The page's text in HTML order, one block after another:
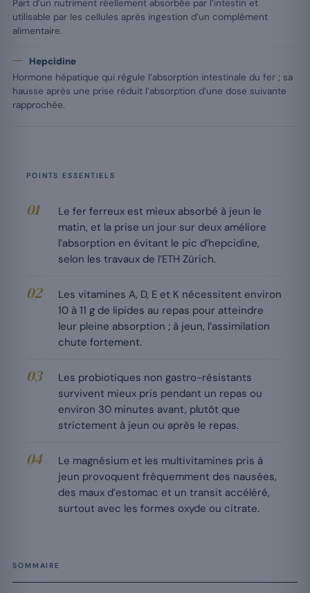
Part d’un nutriment réellement absorbée par l’intestin et
utilisable par les cellules après ingestion d’un complément
alimentaire.
Hepcidine
Hormone hépatique qui régule l’absorption intestinale du fer ; sa
hausse après une prise réduit l’absorption d’une dose suivante
rapprochée.
POINTS ESSENTIELS
Le fer ferreux est mieux absorbé à jeun le
matin, et la prise un jour sur deux améliore
l’absorption en évitant le pic d’hepcidine,
selon les travaux de l’ETH Zürich.
Les vitamines A, D, E et K nécessitent environ
10 à 11 g de lipides au repas pour atteindre
leur pleine absorption ; à jeun, l’assimilation
chute fortement.
Les probiotiques non gastro-résistants
survivent mieux pris pendant un repas ou
environ 30 minutes avant, plutôt que
strictement à jeun ou après le repas.
Le magnésium et les multivitamines pris à
jeun provoquent fréquemment des nausées,
des maux d’estomac et un transit accéléré,
surtout avec les formes oxyde ou citrate.
SOMMAIRE